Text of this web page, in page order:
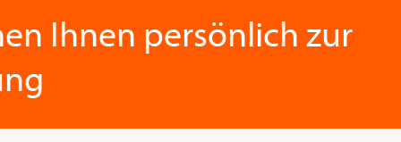
Ihnen persönlich zur